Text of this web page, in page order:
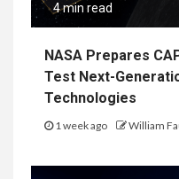
4 min read
NASA Prepares
Test Next-
Technologies
1 week ago William